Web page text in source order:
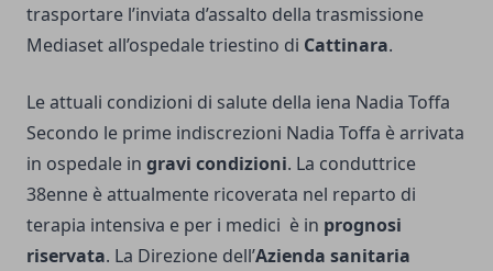
trasportare l’inviata d’assalto della trasmissione
Mediaset all’ospedale triestino di Cattinara.
Le attuali condizioni di salute della iena Nadia Toffa
Secondo le prime indiscrezioni Nadia Toffa è arrivata
in ospedale in gravi condizioni. La conduttrice
38enne è attualmente ricoverata nel reparto di
terapia intensiva e per i medici è in prognosi
riservata. La Direzione dell’Azienda sanitaria